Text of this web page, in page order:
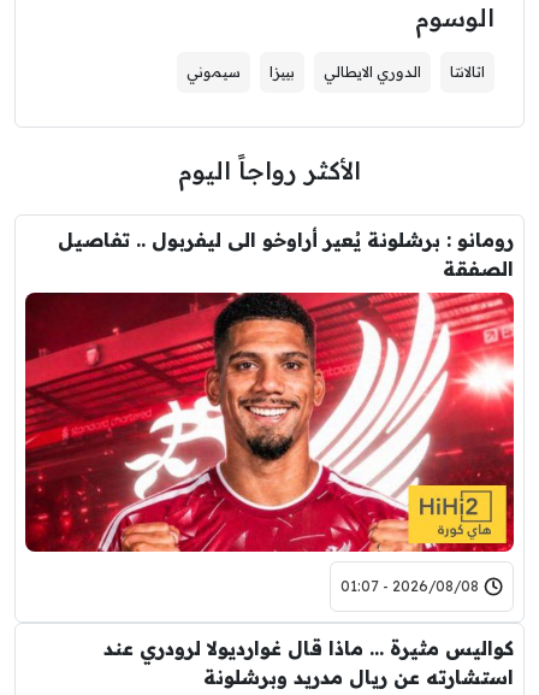
الوسوم
اتالانتا الدوري الايطالي بييزا سيموني
الأكثر رواجاً اليوم
رومانو : برشلونة يُعير أراوخو الى ليفربول .. تفاصيل
الصفقة
2026/08/08 - 01:07
كواليس مثيرة … ماذا قال غوارديولا لرودري عند
استشارته عن ريال مدريد وبرشلونة